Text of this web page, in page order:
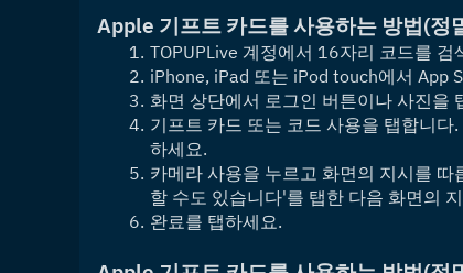
Apple 기프트 카드를 사용하는 방법(정
TOPUPLive 계정에서 16자리 코드를 검
iPhone, iPad 또는 iPod touch에서 App
화면 상단에서 로그인 버튼이나 사진을
기프트 카드 또는 코드 사용을 탭합니
하세요.
카메라 사용을 누르고 화면의 지시를
할 수도 있습니다'를 탭한 다음 화면의
완료를 탭하세요.